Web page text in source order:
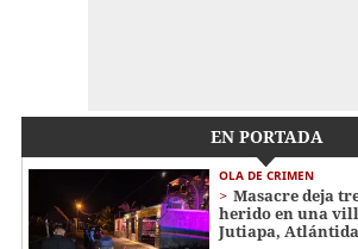
EN PORTADA
OLA DE CRIMEN
Masacre deja
herido en una
Jutiapa, Atlántida